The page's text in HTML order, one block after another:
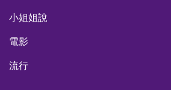
小姐姐說
電影
流行